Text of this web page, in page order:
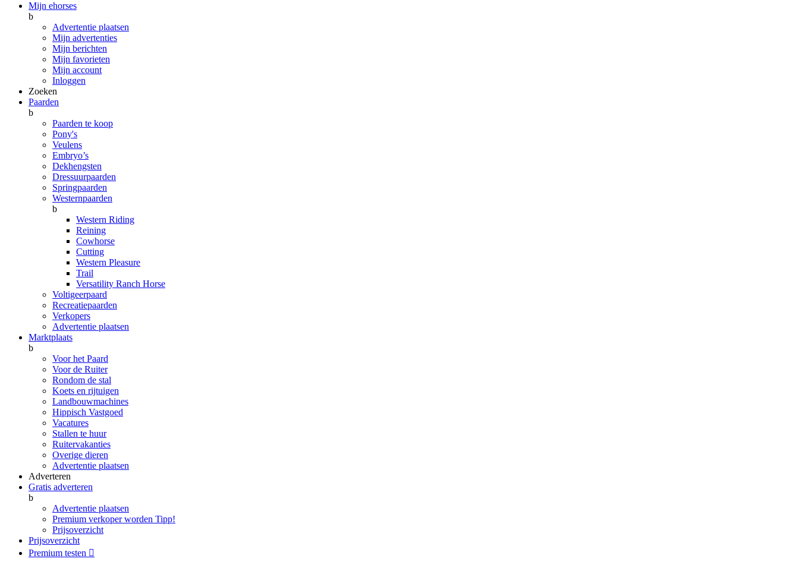
Mijn ehorses
b
Advertentie plaatsen
Mijn advertenties
Mijn berichten
Mijn favorieten
Mijn account
Inloggen
Zoeken
Paarden
b
Paarden te koop
Pony's
Veulens
Embryo’s
Dekhengsten
Dressuurpaarden
Springpaarden
Westernpaarden
b
Western Riding
Reining
Cowhorse
Cutting
Western Pleasure
Trail
Versatility Ranch Horse
Voltigeerpaard
Recreatiepaarden
Verkopers
Advertentie plaatsen
Marktplaats
b
Voor het Paard
Voor de Ruiter
Rondom de stal
Koets en rijtuigen
Landbouwmachines
Hippisch Vastgoed
Vacatures
Stallen te huur
Ruitervakanties
Overige dieren
Advertentie plaatsen
Adverteren
Gratis adverteren
b
Advertentie plaatsen
Premium verkoper worden Tipp!
Prijsoverzicht
Prijsoverzicht
Premium testen 